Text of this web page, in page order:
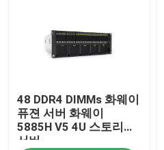
48 DDR4 DIMMs 화웨이
퓨젼 서버 화웨이
5885H V5 4U 스토리지
서버